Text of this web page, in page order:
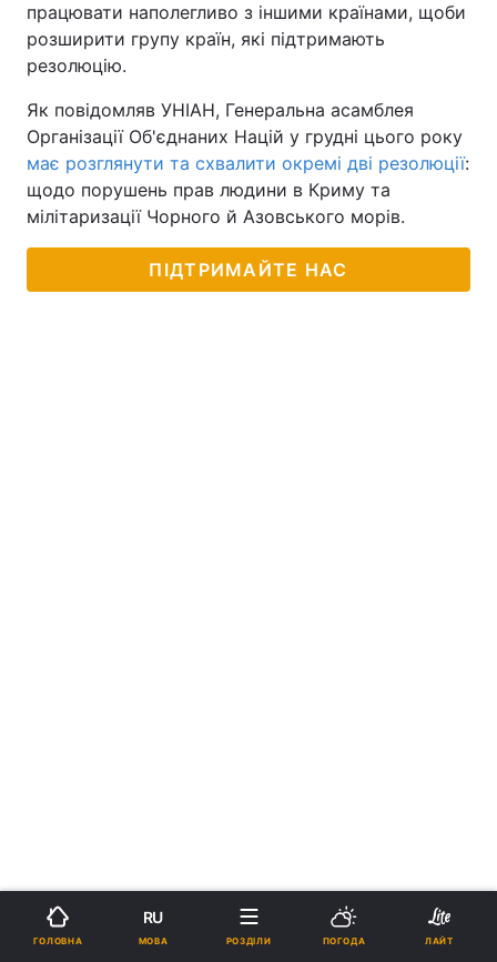
працювати наполегливо з іншими країнами, щоби
розширити групу країн, які підтримають
резолюцію.
Як повідомляв УНІАН, Генеральна асамблея
Організації Об'єднаних Націй у грудні цього року
має розглянути та схвалити окремі дві резолюції:
щодо порушень прав людини в Криму та
мілітаризації Чорного й Азовського морів.
ПІДТРИМАЙТЕ НАС
ГОЛОВНА
RU
МОВА РОЗДІЛИ ПОГОДА ЛАЙТ